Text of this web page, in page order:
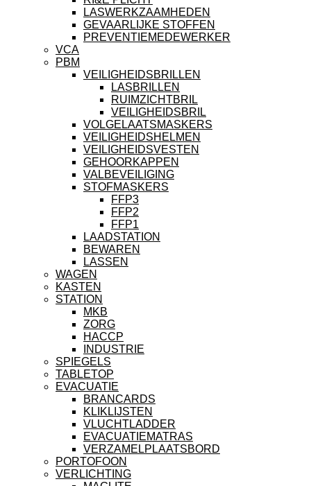
LASWERKZAAMHEDEN
GEVAARLIJKE STOFFEN
PREVENTIEMEDEWERKER
VCA
PBM
VEILIGHEIDSBRILLEN
LASBRILLEN
RUIMZICHTBRIL
VEILIGHEIDSBRIL
VOLGELAATSMASKERS
VEILIGHEIDSHELMEN
VEILIGHEIDSVESTEN
GEHOORKAPPEN
VALBEVEILIGING
STOFMASKERS
FFP3
FFP2
FFP1
LAADSTATION
BEWAREN
LASSEN
WAGEN
KASTEN
STATION
MKB
ZORG
HACCP
INDUSTRIE
SPIEGELS
TABLETOP
EVACUATIE
BRANCARDS
KLIKLIJSTEN
VLUCHTLADDER
EVACUATIEMATRAS
VERZAMELPLAATSBORD
PORTOFOON
VERLICHTING